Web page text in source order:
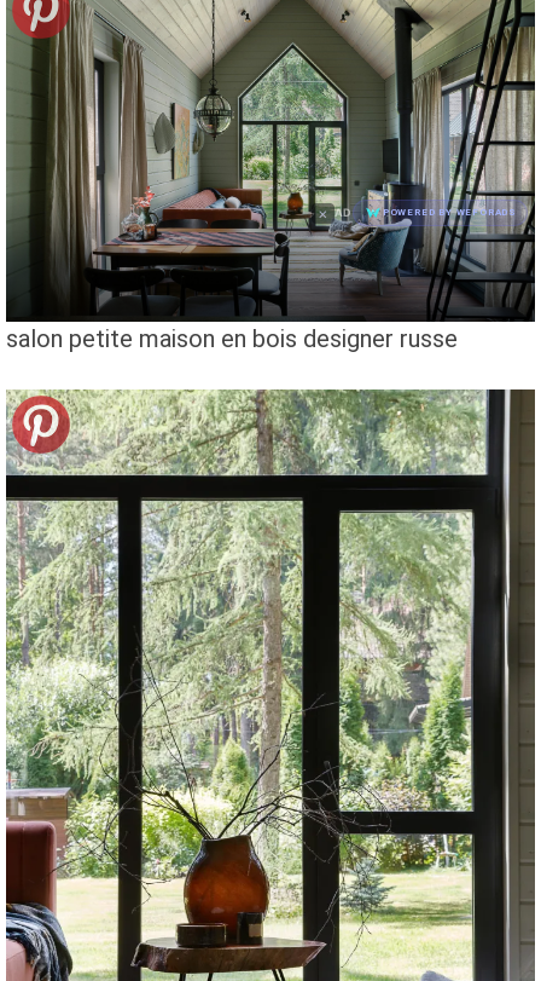
× AD POWERED BY WEFORADS
salon petite maison en bois designer russe